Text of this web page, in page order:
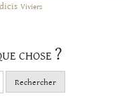
Viviers
chose ?